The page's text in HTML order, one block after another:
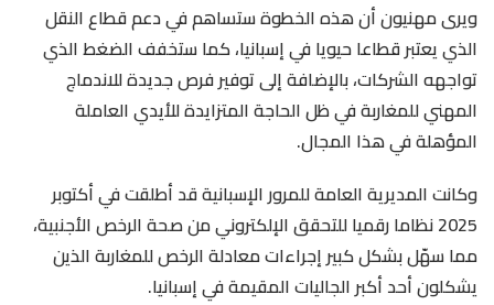
ويرى مهنيون أن هذه الخطوة ستساهم في دعم قطاع النقل
الذي يعتبر قطاعا حيويا في إسبانيا، كما ستخفف الضغط الذي
تواجهه الشركات، بالإضافة إلى توفير فرص جديدة للاندماج
المهني للمغاربة في ظل الحاجة المتزايدة للأيدي العاملة
المؤهلة في هذا المجال.
وكانت المديرية العامة للمرور الإسبانية قد أطلقت في أكتوبر
2025 نظاما رقميا للتحقق الإلكتروني من صحة الرخص الأجنبية،
مما سهّل بشكل كبير إجراءات معادلة الرخص للمغاربة الذين
يشكلون أحد أكبر الجاليات المقيمة في إسبانيا.